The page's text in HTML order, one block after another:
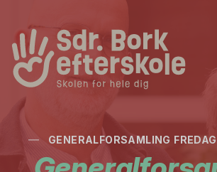
GENERALFORSAMLING